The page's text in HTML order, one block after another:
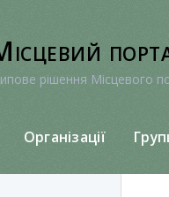
рішення Місцевого
Організації